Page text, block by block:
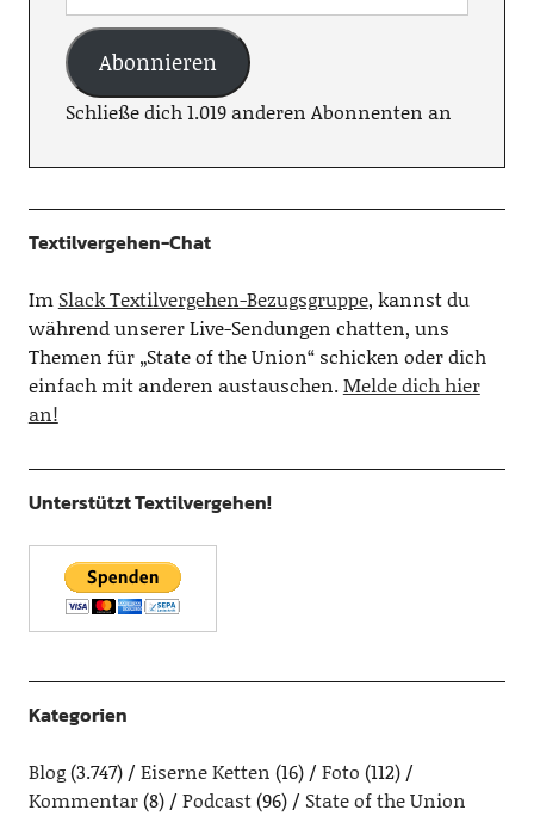
Abonnieren
Schließe dich 1.019 anderen Abonnenten an
Textilvergehen-Chat
Im Slack Textilvergehen-Bezugsgruppe, kannst du
während unserer Live-Sendungen chatten, uns
Themen für „State of the Union“ schicken oder dich
einfach mit anderen austauschen.Melde dich hier
an!
Unterstützt Textilvergehen!
Kategorien
Blog(3.747) Eiserne Ketten (16) Foto (112)
Kommentar(8) Podcast(96)
State of the Union